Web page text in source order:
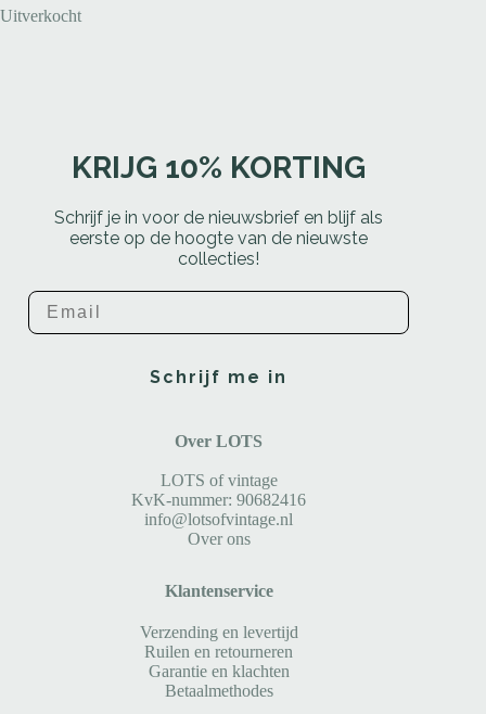
Uitverkocht
KRIJG 10% KORTING
Schrijf je in voor de nieuwsbrief en blijf als
eerste op de hoogte van de nieuwste
collecties!
Email
Schrijf me in
Over LOTS
LOTS of vintage
KvK-nummer: 90682416
info@lotsofvintage.nl
Over ons
Klantenservice
Verzending en levertijd
Ruilen en retourneren
Garantie en klachten
Betaalmethodes